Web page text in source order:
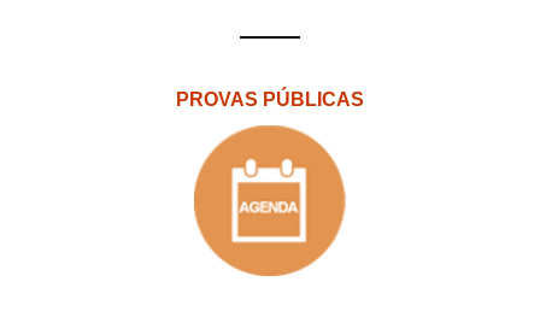
PROVAS PÚBLICAS